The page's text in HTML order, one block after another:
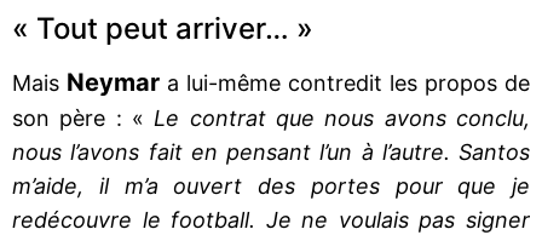
« Tout peut arriver… »
Mais Neymar a lui-même contredit les propos de
son père : « Le contrat que nous avons conclu,
nous l’avons fait en pensant l’un à l’autre. Santos
m’aide, il m’a ouvert des portes pour que je
redécouvre le football. Je ne voulais pas signer